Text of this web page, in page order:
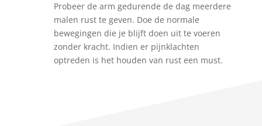
Probeer de arm gedurende de dag meerdere
malen rust te geven. Doe de normale
bewegingen die je blijft doen uit te voeren
zonder kracht. Indien er pijnklachten
optreden is het houden van rust een must.